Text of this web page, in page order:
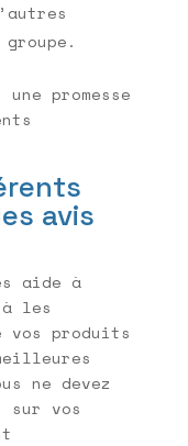
promesse
avis
aide à
les
produits
ne devez
sur vos